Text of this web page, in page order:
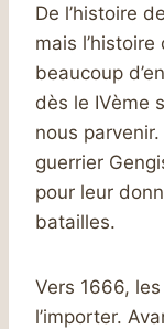
De l’histoire
mais
beaucoup
dès le IVème
nous
guerrier
pour leur
batailles.
Vers 1666,
l’importer.